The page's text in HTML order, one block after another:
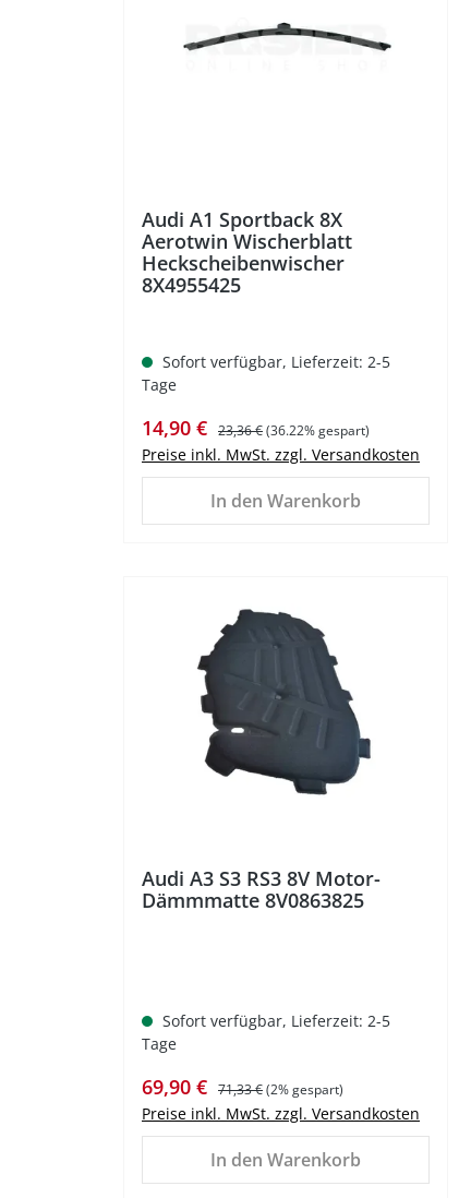
Audi A1 Sportback 8X
Aerotwin Wischerblatt
Heckscheibenwischer
8X4955425
Sofort verfügbar, Lieferzeit: 2-5
Tage
Verkaufspreis:
14,90 € Regulärer Preis:
23,36 €(36.22% gespart)
Preise inkl. MwSt. zzgl. Versandkosten
In den Warenkorb
Audi A3 S3 RS3 8V Motor-
Dämmmatte 8V0863825
Sofort verfügbar, Lieferzeit: 2-5
Tage
Verkaufspreis:
69,90 € Regulärer Preis:
71,33 €(2% gespart)
Preise inkl. MwSt. zzgl. Versandkosten
In den Warenkorb